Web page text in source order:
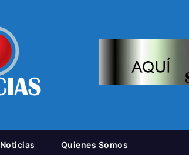
Noticias Quienes Somos